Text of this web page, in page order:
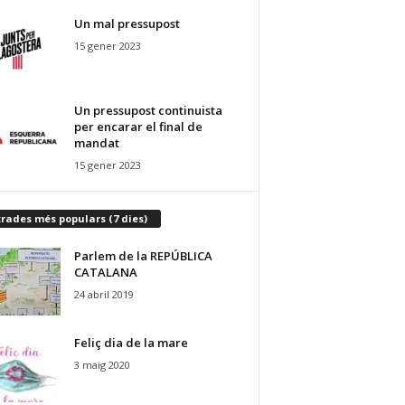
Un mal pressupost
15 gener 2023
Un pressupost continuista
per encarar el final de
mandat
15 gener 2023
més populars (7 dies)
Parlem de la REPÚBLICA
CATALANA
24 abril 2019
Feliç dia de la mare
3 maig 2020